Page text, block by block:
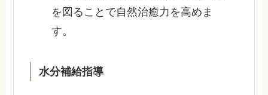
を図ることで自然治癒力を高めま
す。
水分補給指導